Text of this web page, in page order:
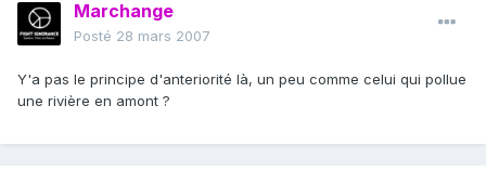
Marchange
Posté 28 mars 2007
Y'a pas le principe d'anteriorité là, un peu comme celui qui pollue
une rivière en amont ?